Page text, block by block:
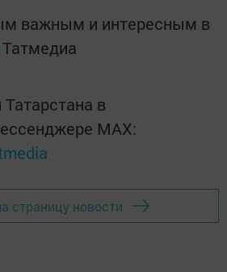
важным и интересным в
Татмедиа
в
MАХ:
страницу новости